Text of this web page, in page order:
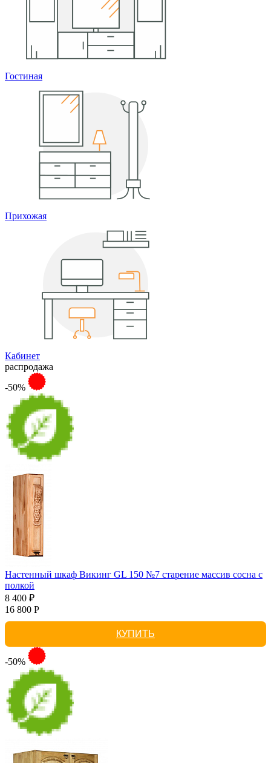
Гостиная
Прихожая
Кабинет
распродажа
-50%
Настенный шкаф Викинг GL 150 №7 старение массив сосна с
полкой
8 400 ₽
16 800 Р
КУПИТЬ
-50%